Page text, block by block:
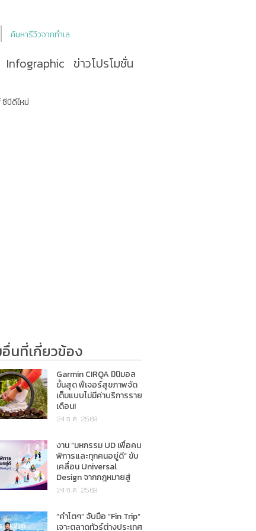
ค้นหารีวิวจากทำเล
Infographic ข่าวโปรโมชั่น
บีดีใหม่
นที่เกี่ยวข้อง
Garmin CIRQA มินิมอล
ขั้นสุด ฟีเจอร์สุขภาพจัด
เต็มแบบไม่มีค่าบริการราย
เดือน!
24 ก.ค. 2569
งาน “มหกรรม UD เพื่อคน
พิการและทุกคนอยู่ดี” ขับ
เคลื่อน Universal
Design จากกฎหมายสู่
การใช้ชีวิตจริง
24 ก.ค. 2569
“คำโตๆ” จับมือ “Fin Trip”
เจาะตลาดทัวร์ต่างประเทศ